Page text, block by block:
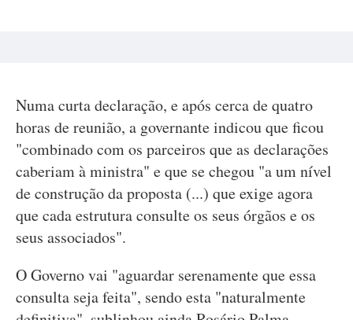
Numa curta declaração, e após cerca de quatro
horas de reunião, a governante indicou que ficou
"combinado com os parceiros que as declarações
caberiam à ministra" e que se chegou "a um nível
de construção da proposta (...) que exige agora
que cada estrutura consulte os seus órgãos e os
seus associados".
O Governo vai "aguardar serenamente que essa
consulta seja feita", sendo esta "naturalmente